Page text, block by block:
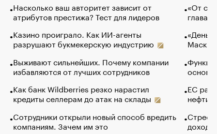
Насколько ваш авторитет зависит от
атрибутов престижа? Тест для лидеров
Казино проиграло. Как ИИ-агенты
разрушают букмекерскую индустрию
Выживают сильнейших. Почему компании
избавляются от лучших сотрудников
Как банк Wildberries резко нарастил
кредиты селлерам до атак на склады
Сотрудники открыли новый способ вредить
компаниям. Зачем им это
«От
глава
Маск в
основ
ЕС
нефти